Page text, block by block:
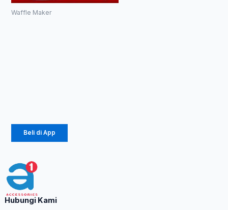
Waffle Maker
Beli di App
Hubungi Kami